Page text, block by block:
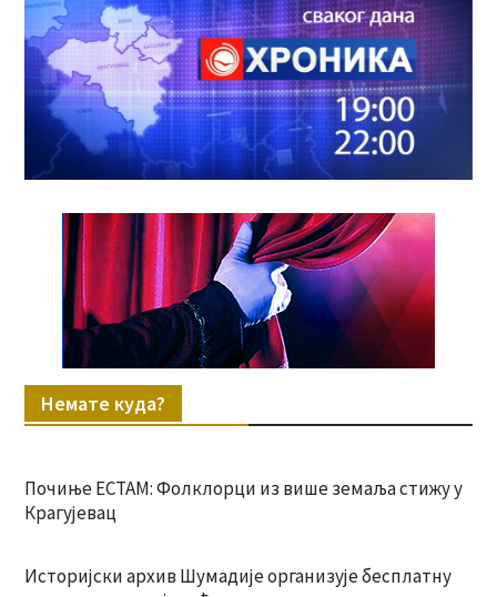
Немате куда?
Почиње ЕСТАМ: Фолклорци из више земаља стижу у
Крагујевац
Историјски архив Шумадије организује бесплатну